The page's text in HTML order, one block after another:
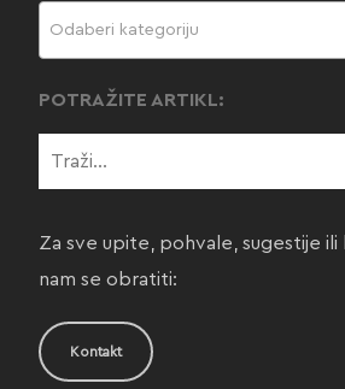
Odaberi kategoriju
POTRAŽITE ARTIKL:
Za sve upite, pohvale, sugestije
nam se obratiti:
Kontakt